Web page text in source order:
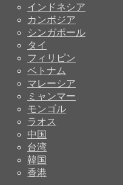
インドネシア
カンボジア
シンガポール
タイ
フィリピン
ベトナム
マレーシア
ミャンマー
モンゴル
ラオス
中国
台湾
韓国
香港